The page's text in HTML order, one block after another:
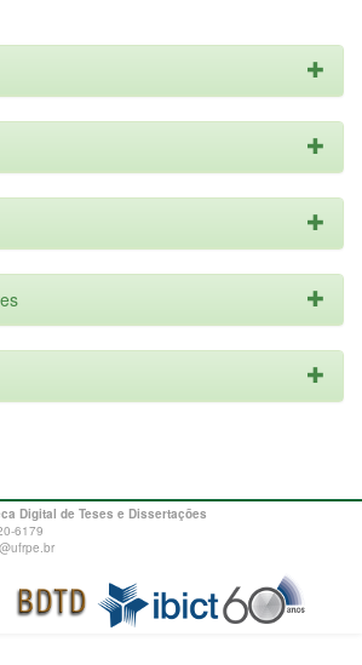
Digital de Teses e Dissertações
6179